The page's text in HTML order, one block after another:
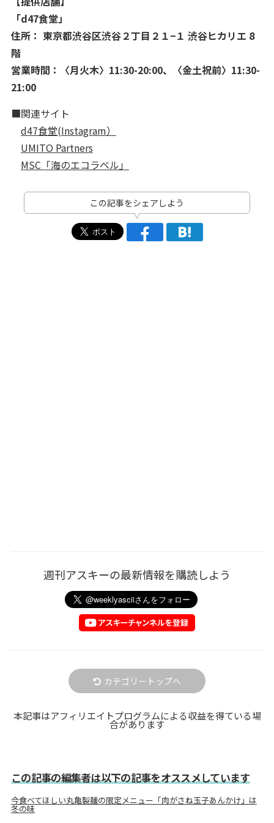
「d47食堂」
住所： 東京都渋谷区渋谷２丁目２１−１ 渋谷ヒカリエ 8
階
営業時間：〈月火木〉11:30-20:00、〈金土祝前〉11:30-
21:00
■関連サイト
d47食堂(Instagram）
UMITO Partners
MSC「海のエコラベル」
この記事をシェアしよう
週刊アスキーの最新情報を購読しよう
カテゴリートップへ
本記事はアフィリエイトプログラムによる収益を得ている場
合があります
この記事の編集者は以下の記事をオススメしています
今食べてほしい丸亀製麺の限定メニュー「肉がさね玉子あんかけ」は
冬の味